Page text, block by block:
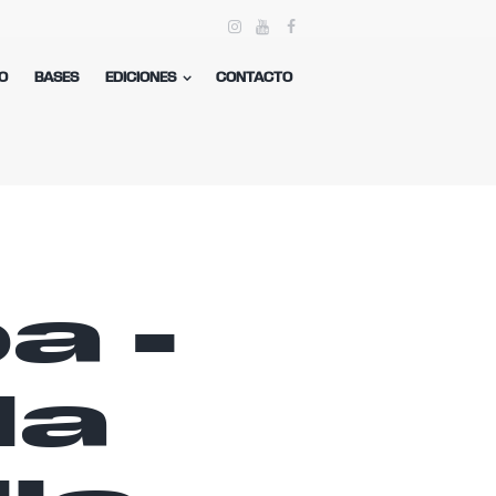
BASES EDICIONES CONTACTO
-